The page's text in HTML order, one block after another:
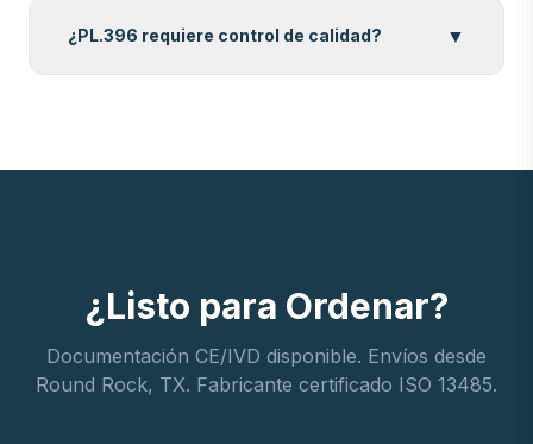
¿PL.396 requiere control de calidad? ▼
¿Listo para Ordenar?
Documentación CE/IVD disponible. Envíos desde
Round Rock, TX. Fabricante certificado ISO 13485.